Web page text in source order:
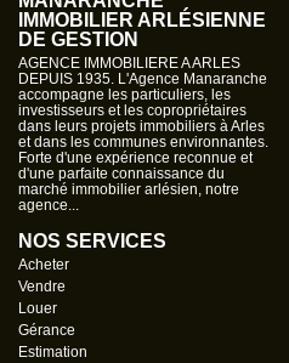
IMMOBILIER ARLÉSIENNE
DE GESTION
AGENCE IMMOBILIERE A ARLES
DEPUIS 1935. L'Agence Manaranche
accompagne les particuliers, les
investisseurs et les copropriétaires
dans leurs projets immobiliers à Arles
et dans les communes environnantes.
Forte d'une expérience reconnue et
d'une parfaite connaissance du
marché immobilier arlésien, notre
agence...
NOS SERVICES
Acheter
Vendre
Louer
Gérance
Estimation